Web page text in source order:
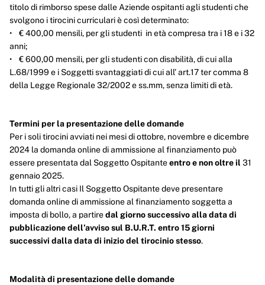
titolo di rimborso spese dalle Aziende ospitanti agli studenti che
svolgono i tirocini curriculari è così determinato:
• € 400,00 mensili, per gli studenti in età compresa tra i 18 e i 32
anni;
• € 600,00 mensili, per gli studenti con disabilità, di cui alla
L.68/1999 e i Soggetti svantaggiati di cui all’ art.17 ter comma 8
della Legge Regionale 32/2002 e ss.mm, senza limiti di età.
Termini per la presentazione delle domande
Per i soli tirocini avviati nei mesi di ottobre, novembre e dicembre
2024 la domanda online di ammissione al finanziamento può
essere presentata dal Soggetto Ospitanteentro e non oltre il 31
gennaio 2025.
In tutti gli altri casi Il Soggetto Ospitante deve presentare
domanda online di ammissione al finanziamento soggetta a
imposta di bollo, a partiredal giorno successivo alla data di
pubblicazione dell’avviso sul B.U.R.T. entro 15 giorni
successivi dalla data di inizio del tirocinio stesso.
Modalità di presentazione delle domande